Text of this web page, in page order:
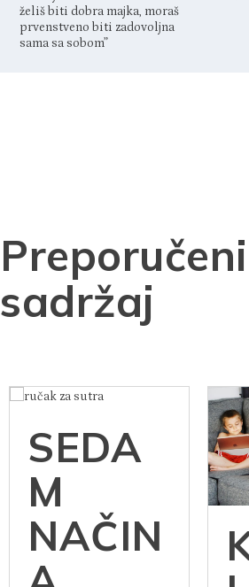
SHARE:
Preporučeni
sadržaj
SEDA